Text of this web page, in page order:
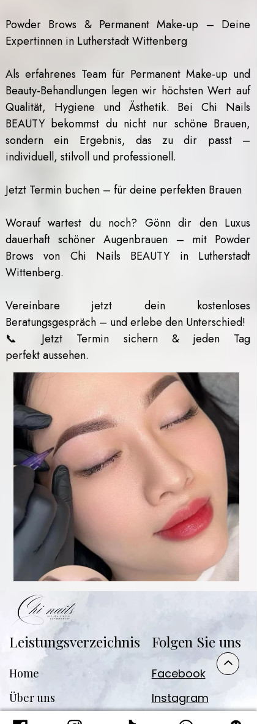
Powder Brows & Permanent Make-up – Deine
Expertinnen in Lutherstadt Wittenberg
Als erfahrenes Team für Permanent Make-up und
Beauty-Behandlungen legen wir höchsten Wert auf
Qualität, Hygiene und Ästhetik. Bei Chi Nails
BEAUTY bekommst du nicht nur schöne Brauen,
sondern ein Ergebnis, das zu dir passt –
individuell, stilvoll und professionell.
Jetzt Termin buchen – für deine perfekten Brauen
Worauf wartest du noch? Gönn dir den Luxus
dauerhaft schöner Augenbrauen – mit Powder
Brows von Chi Nails BEAUTY in Lutherstadt
Wittenberg.
Vereinbare jetzt dein kostenloses
Beratungsgespräch – und erlebe den Unterschied!
📞 Jetzt Termin sichern & jeden Tag
perfekt aussehen.
Leistungsverzeichnis
Home
Über uns
Folgen Sie uns
Facebook
Instagram